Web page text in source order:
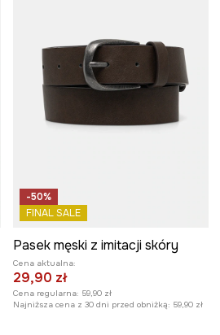
-50%
FINAL SALE
Pasek męski z imitacji skóry
Cena aktualna:
29,90 zł
Cena regularna: 59,90 zł
Najniższa cena z 30 dni przed obniżką: 59,90 zł